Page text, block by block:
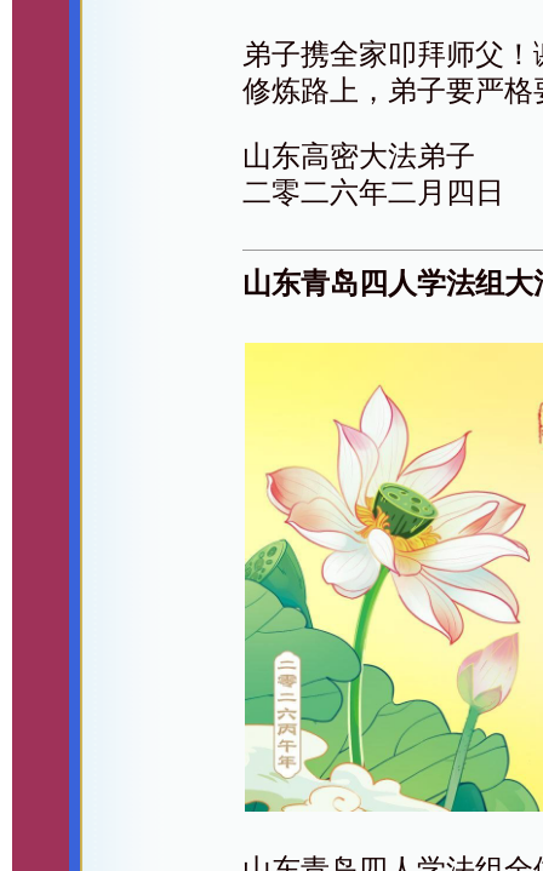
弟子携全家叩拜师父
修炼路上，弟子要严
山东高密大法弟子
二零二六年二月四日
山东青岛四人学法组